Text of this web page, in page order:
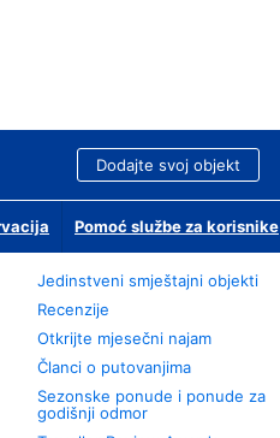
Dodajte svoj objekt
Pomoć službe za korisnike
Jedinstveni smještajni objekti
Recenzije
Otkrijte mjesečni najam
Članci o putovanjima
Sezonske ponude i ponude za
godišnji odmor